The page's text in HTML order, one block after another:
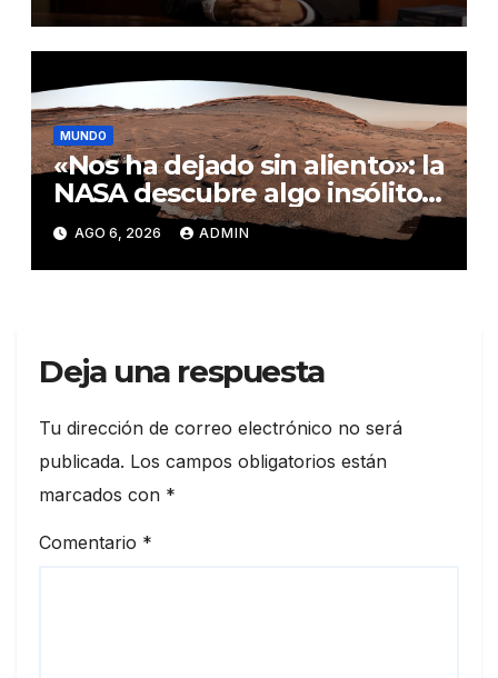
MUNDO
«Nos ha dejado sin aliento»: la
NASA descubre algo insólito
en Marte
AGO 6, 2026 ADMIN
Deja una respuesta
Tu dirección de correo electrónico no será
publicada. Los campos obligatorios están
marcados con *
Comentario *